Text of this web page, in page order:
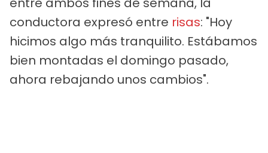
conductora expresó entre risas: "Hoy
hicimos algo más tranquilito. Estábamos
bien montadas el domingo pasado,
ahora rebajando unos cambios".